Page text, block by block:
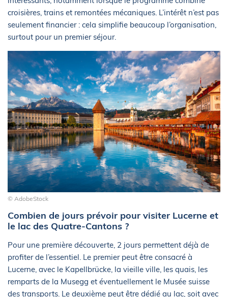
croisières, trains et remontées mécaniques. L’intérêt n’est pas
seulement financier : cela simplifie beaucoup l’organisation,
surtout pour un premier séjour.
© AdobeStock
Combien de jours prévoir pour visiter Lucerne et
le lac des Quatre-Cantons ?
Pour une première découverte, 2 jours permettent déjà de
profiter de l’essentiel. Le premier peut être consacré à
Lucerne, avec le Kapellbrücke, la vieille ville, les quais, les
remparts de la Musegg et éventuellement le Musée suisse
des transports. Le deuxième peut être dédié au lac, soit avec